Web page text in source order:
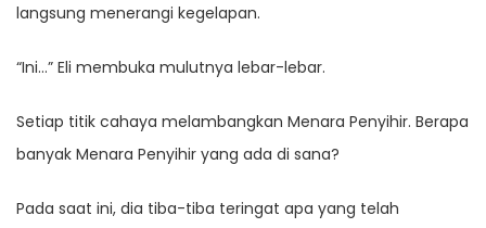
langsung menerangi kegelapan.
“Ini…” Eli membuka mulutnya lebar-lebar.
Setiap titik cahaya melambangkan Menara Penyihir. Berapa
banyak Menara Penyihir yang ada di sana?
Pada saat ini, dia tiba-tiba teringat apa yang telah